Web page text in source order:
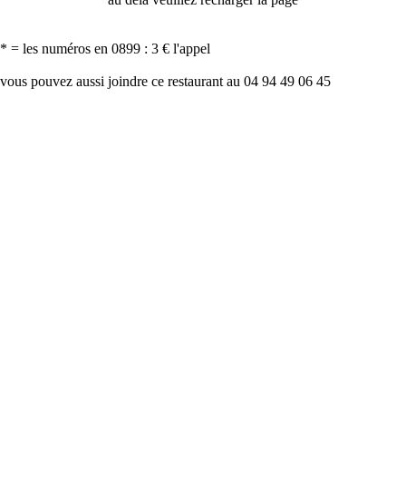
* = les numéros en 0899 : 3 € l'appel
vous pouvez aussi joindre ce restaurant au 04 94 49 06 45